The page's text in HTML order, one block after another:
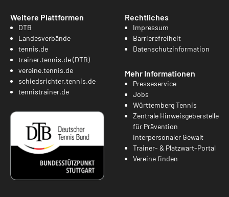
Weitere Plattformen
DTB
Landesverbände
tennis.de
trainer.tennis.de (DTB)
vereine.tennis.de
schiedsrichter.tennis.de
tennistrainer.de
Rechtliches
Impressum
Barrierefreiheit
Datenschutzinformation
Mehr Informationen
Presseservice
Jobs
Württemberg Tennis
Zentrale Hinweisgeberstelle
für Prävention
interpersonaler Gewalt
Trainer- & Platzwart-Portal
Vereine finden